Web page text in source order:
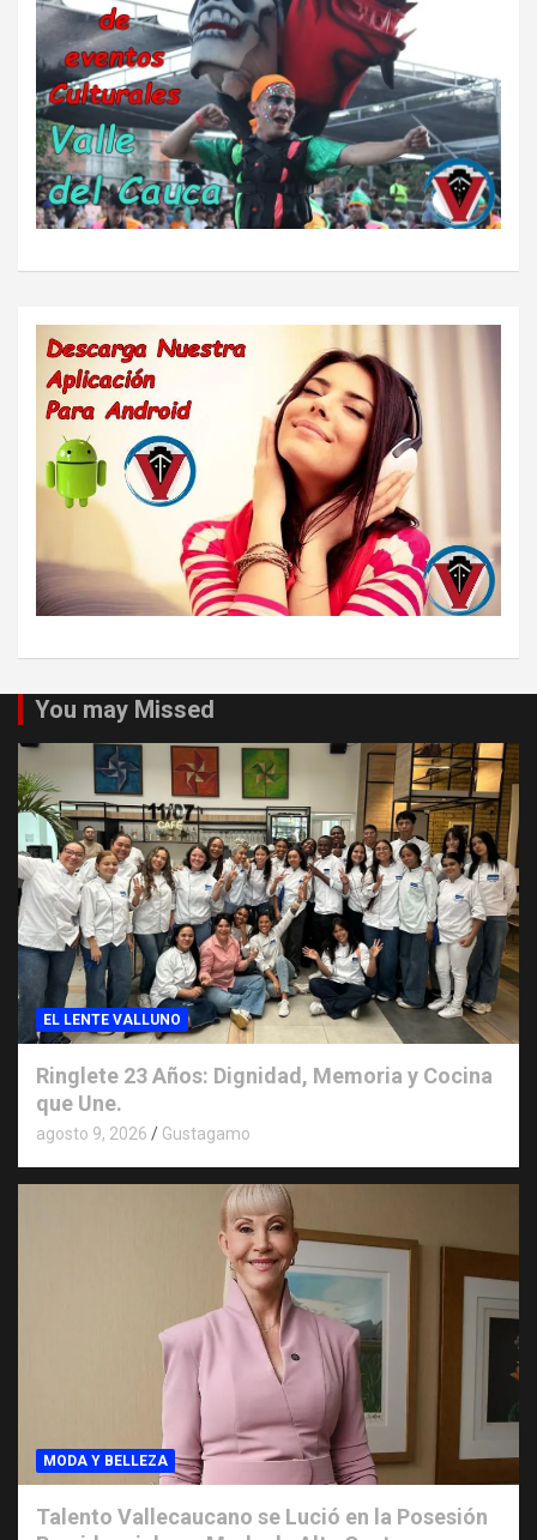
You may Missed
EL LENTE VALLUNO
Ringlete 23 Años: Dignidad, Memoria y Cocina
que Une.
agosto 9, 2026 Gustagamo
MODA Y BELLEZA
Talento Vallecaucano se Lució en la Posesión